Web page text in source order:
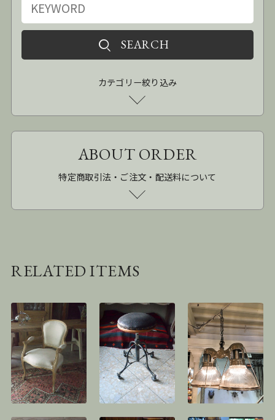
カテゴリー絞り込み
ABOUT ORDER
特定商取引法・ご注文・配送料について
RELATED ITEMS